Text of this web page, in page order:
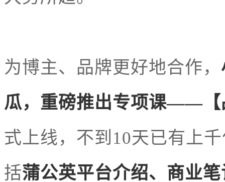
为博主、品牌更好地合作，
瓜，重磅推出专项课——【
式上线，不到10天已有上
括蒲公英平台介绍、商业